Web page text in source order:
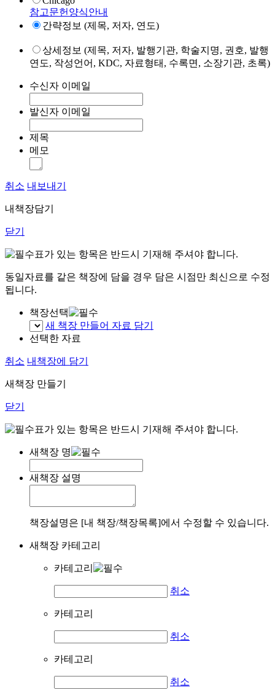
참고문헌양식안내
간략정보 (제목, 저자, 연도)
상세정보 (제목, 저자, 발행기관, 학술지명, 권호, 발행
연도, 작성언어, KDC, 자료형태, 수록면, 소장기관, 초록)
수신자 이메일
발신자 이메일
제목
메모
취소 내보내기
내책장담기
닫기
표가 있는 항목은 반드시 기재해 주셔야 합니다.
동일자료를 같은 책장에 담을 경우 담은 시점만 최신으로 수정
됩니다.
책장선택
새 책장 만들어 자료 담기
선택한 자료
취소 내책장에 담기
새책장 만들기
닫기
표가 있는 항목은 반드시 기재해 주셔야 합니다.
새책장 명
새책장 설명
책장설명은 [내 책장/책장목록]에서 수정할 수 있습니다.
새책장 카테고리
카테고리
취소
카테고리
취소
카테고리
취소